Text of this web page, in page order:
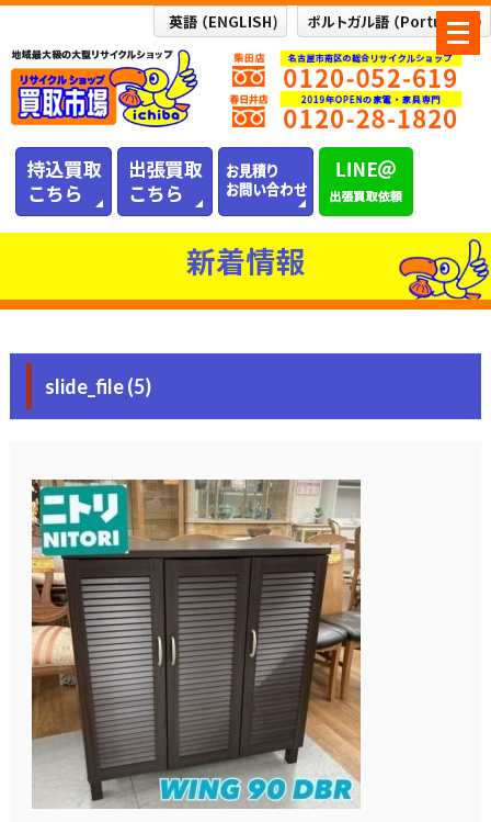
メ
ニ
ュ
ー
新着情報
slide_file (5)